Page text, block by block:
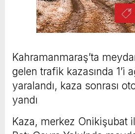
Kahramanmaraş’ta
gelen trafik kazasında 1’i
yaralandı, kaza sonrası
yandı
Kaza, merkez Onikişubat